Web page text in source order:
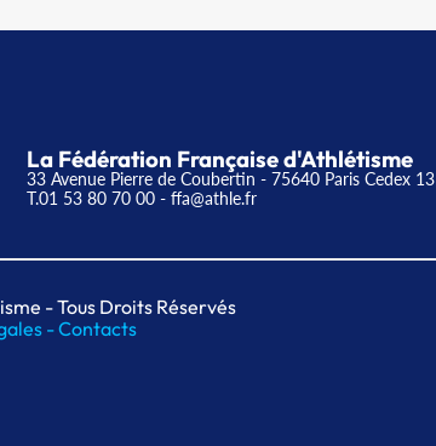
La Fédération Française d'Athlétisme
33 Avenue Pierre de Coubertin - 75640 Paris Cedex 13
T.01 53 80 70 00 - ffa@athle.fr
- Tous Droits Réservés
-Contacts